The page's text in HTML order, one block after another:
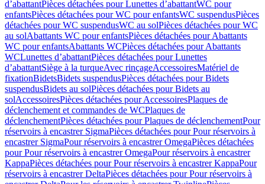
d’abattantPièces détachées pour Lunettes d’abattantWC pour
enfantsPièces détachées pour WC pour enfantsWC suspendusPièces
détachées pour WC suspendusWC au solPièces détachées pour WC
au solAbattants WC pour enfantsPièces détachées pour Abattants
WC pour enfantsAbattants WCPièces détachées pour Abattants
WCLunettes d’abattantPièces détachées pour Lunettes
d’abattantSiège à la turqueAvec rinçageAccessoiresMatériel de
fixationBidetsBidets suspendusPièces détachées pour Bidets
suspendusBidets au solPièces détachées pour Bidets au
solAccessoiresPièces détachées pour AccessoiresPlaques de
déclenchement et commandes de WCPlaques de
déclenchementPièces détachées pour Plaques de déclenchementPour
réservoirs à encastrer SigmaPièces détachées pour Pour réservoirs à
encastrer SigmaPour réservoirs à encastrer OmegaPièces détachées
pour Pour réservoirs à encastrer OmegaPour réservoirs à encastrer
KappaPièces détachées pour Pour réservoirs à encastrer KappaPour
réservoirs à encastrer DeltaPièces détachées pour Pour réservoirs à